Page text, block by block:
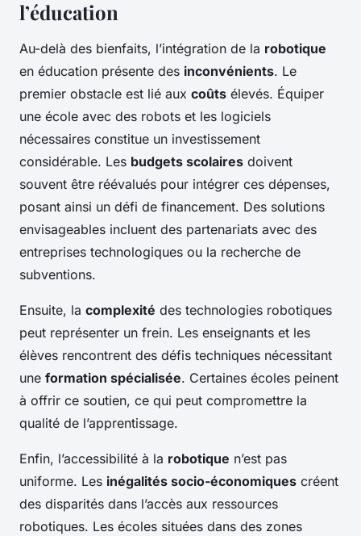
l’éducation
Au-delà des bienfaits, l’intégration de la robotique
en éducation présente des inconvénients. Le
premier obstacle est lié aux coûts élevés. Équiper
une école avec des robots et les logiciels
nécessaires constitue un investissement
considérable. Les budgets scolaires doivent
souvent être réévalués pour intégrer ces dépenses,
posant ainsi un défi de financement. Des solutions
envisageables incluent des partenariats avec des
entreprises technologiques ou la recherche de
subventions.
Ensuite, la complexité des technologies robotiques
peut représenter un frein. Les enseignants et les
élèves rencontrent des défis techniques nécessitant
une formation spécialisée. Certaines écoles peinent
à offrir ce soutien, ce qui peut compromettre la
qualité de l’apprentissage.
Enfin, l’accessibilité à la robotique n’est pas
uniforme. Les inégalités socio-économiques créent
des disparités dans l’accès aux ressources
robotiques. Les écoles situées dans des zones